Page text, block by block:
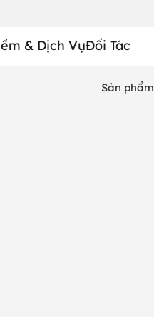
& Dịch VụĐối Tác
Sản phẩm